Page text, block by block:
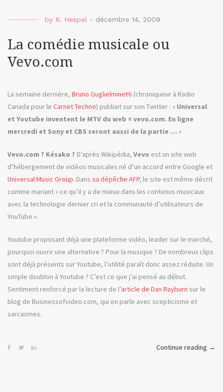
by R. Hespel - décembre 14, 2009
La comédie musicale ou
Vevo.com
La semaine dernière, Bruno Guglielminetti (chroniqueur à Radio
Canada pour le Carnet Techno) publiait sur son Twitter : « Universal
et Youtube inventent le MTV du web = vevo.com. En ligne
mercredi et Sony et CBS seront aussi de la partie … »
Vevo.com ? Késako ? D’après Wikipédia, Vevo est un site web
d’hébergement de vidéos musicales né d’un accord entre Google et
Universal Music Group. Dans sa dépêche AFP, le site est même décrit
comme mariant « ce qu’il y a de mieux dans les contenus musicaux
avec la technologie dernier cri et la communauté d’utilisateurs de
YouTube ».
Youtube proposant déjà une plateforme vidéo, leader sur le marché,
pourquoi ouvrir une alternative ? Pour la musique ? De nombreux clips
sont déjà présents sur Youtube, l’utilité paraît donc assez réduite. Un
simple doublon à Youtube ? C’est ce que j’ai pensé au début.
Sentiment renforcé par la lecture de l’article de Dan Rayburn sur le
blog de Businessofvideo.com, qui en parle avec scepticisme et
sarcasmes.
Continue reading « La
→